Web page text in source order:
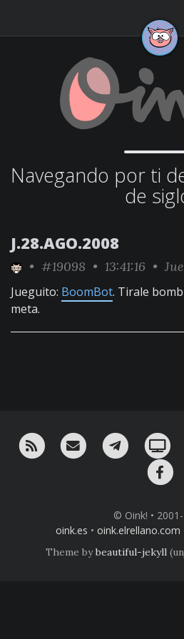
Navegando por ti
de
J.28.AGO.2008
• #19098 • 13:41:16 •
Jueguito: BoomBot. Tirale
meta.
RSS ¡Mándame un email!
¡Nuestro
© Oink! •
oink.es • oink.elrellano.com
Theme bybeautiful-jekyll